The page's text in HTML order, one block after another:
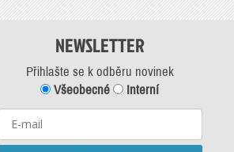
NEWSLETTER
Přihlašte se k odběru novinek
Všeobecné
Interní